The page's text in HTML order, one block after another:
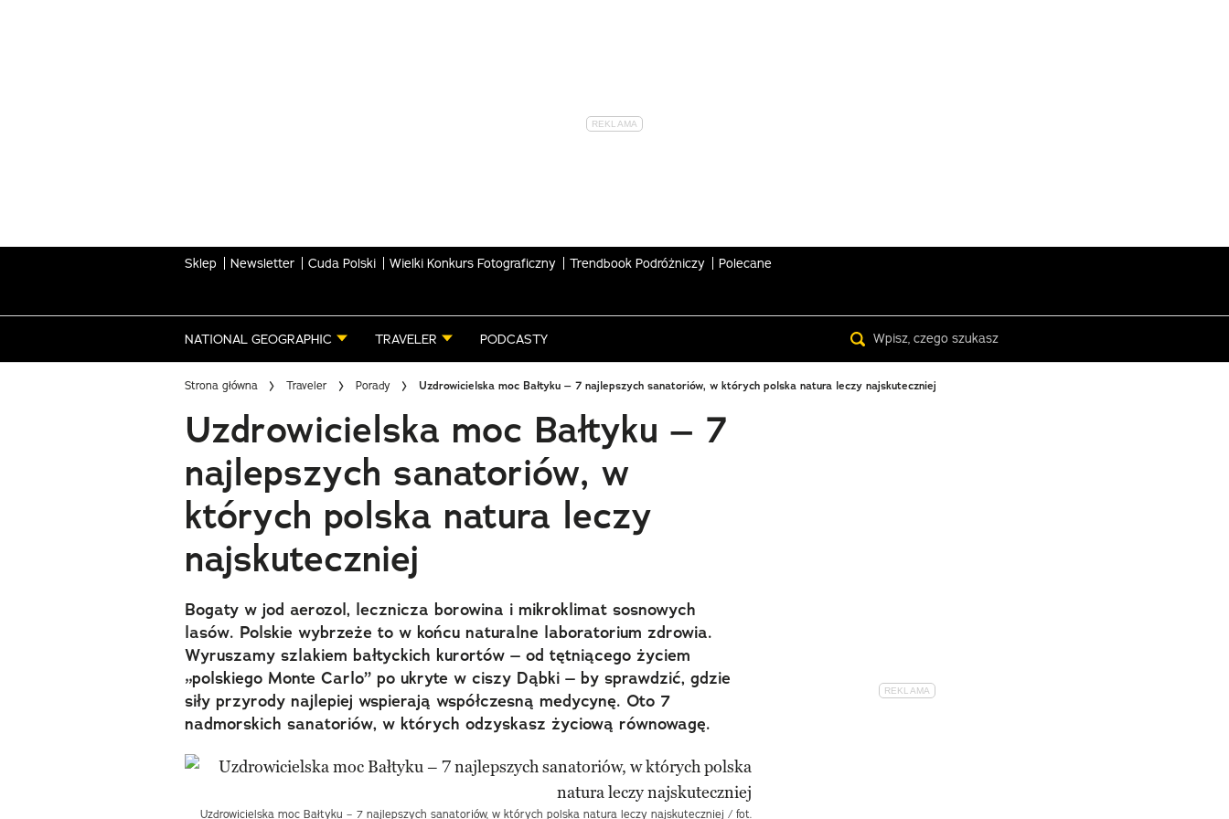
Sklep Newsletter Cuda Polski Wielki Konkurs Fotograficzny Trendbook Podróżniczy Polecane
NATIONAL GEOGRAPHIC TRAVELER PODCASTY
Strona główna Traveler Porady Uzdrowicielska moc Bałtyku – 7 najlepszych sanatoriów, w których polska natura leczy najskuteczniej
Uzdrowicielska moc Bałtyku – 7
najlepszych sanatoriów, w
których polska natura leczy
najskuteczniej
Bogaty w jod aerozol, lecznicza borowina i mikroklimat sosnowych
lasów. Polskie wybrzeże to w końcu naturalne laboratorium zdrowia.
Wyruszamy szlakiem bałtyckich kurortów – od tętniącego życiem
„polskiego Monte Carlo” po ukryte w ciszy Dąbki – by sprawdzić, gdzie
siły przyrody najlepiej wspierają współczesną medycynę. Oto 7
nadmorskich sanatoriów, w których odzyskasz życiową równowagę.
Uzdrowicielska moc Bałtyku – 7 najlepszych sanatoriów, w których polska natura leczy najskuteczniej / fot.